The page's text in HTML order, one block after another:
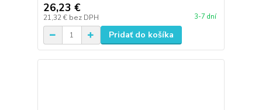
26,23 €
21,32 € bez DPH 3-7 dní
Pridať do košíka